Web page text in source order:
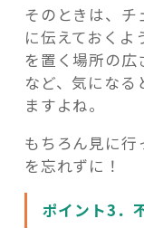
そのときは、チ
に伝えておくよ
を置く場所の
など、気になる
ますよね。
もちろん見に行
を忘れずに！
ポイント3．